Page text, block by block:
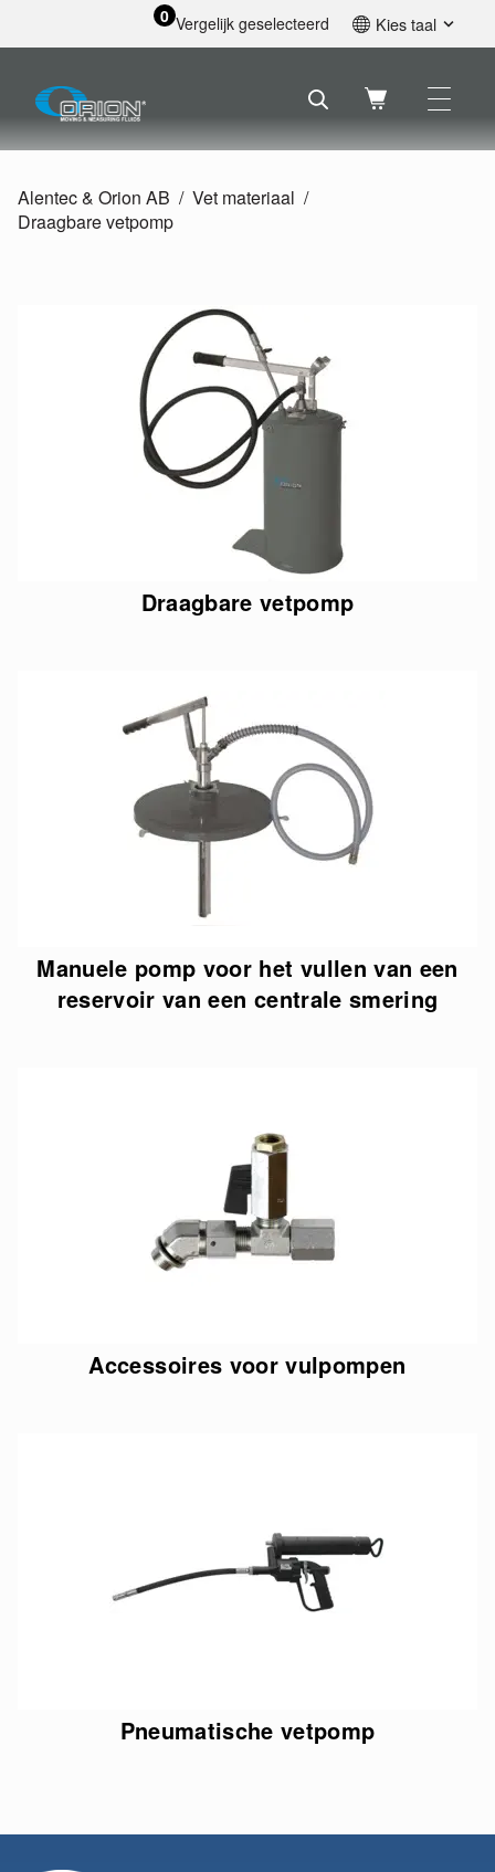
0 Vergelijk geselecteerd Kies taal
Svenska
Français
Nederlands
Alentec & Orion AB
Vet materiaal
Draagbare vetpomp
Draagbare vetpomp
Manuele pomp voor het vullen van een
reservoir van een centrale smering
Accessoires voor vulpompen
Pneumatische vetpomp